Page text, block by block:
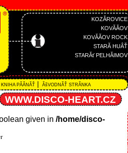
KOZĂROVICE
KOVĂĂOV
KOVĂĂOV ROCK
STARĂ HUÂŤ
STARĂť PELHĂIMOV
KNIHA PĂĂNĂŤ ĂšVODNĂŤ STRĂNKA
WWW.DISCO-HEART.CZ
given in /home/disco-